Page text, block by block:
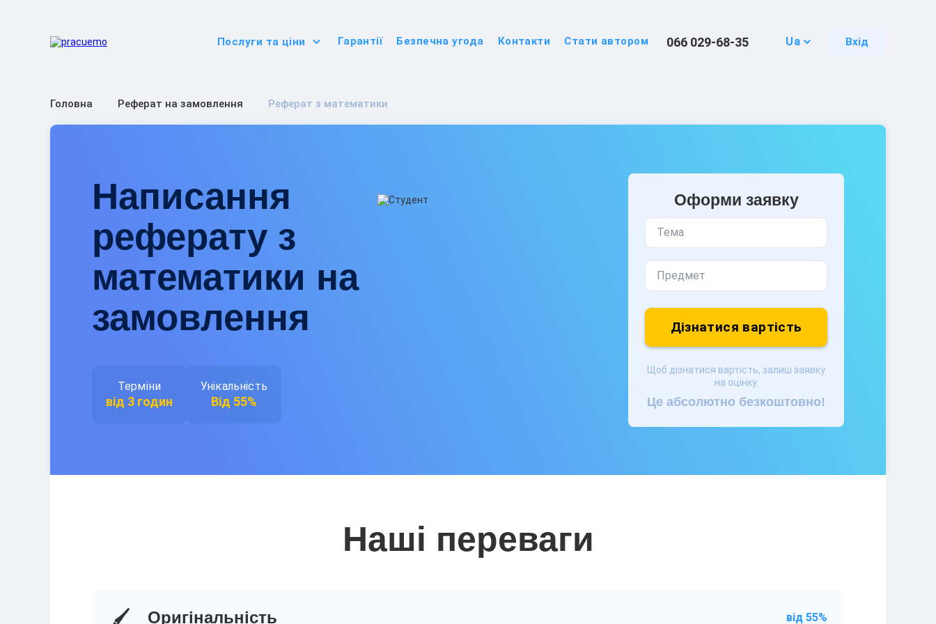
Послуги та ціни Гарантії Безпечна угода Контакти Стати автором 066 029-68-35 Ua Вхід
Головна Реферат на замовлення Реферат з математики
Написання
реферату з
математики на
замовлення
Терміни
від 3 годин
Унікальність
Від 55%
Оформи заявку
Дізнатися вартість
Щоб дізнатися вартість, залиш заявку
на оцінку.
Це абсолютно безкоштовно!
Наші переваги
🖌️ Оригінальність від 55%